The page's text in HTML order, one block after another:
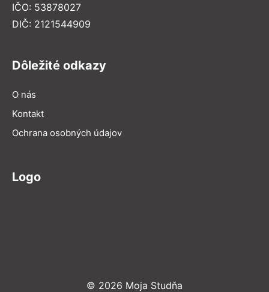
IČO: 53878027
DIČ: 2121544909
Dôležité odkazy
O nás
Kontakt
Ochrana osobných údajov
Logo
© 2026 Moja Studňa